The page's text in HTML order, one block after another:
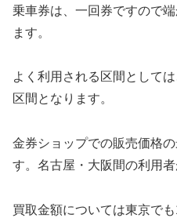
乗車券は、一回券ですので
ます。
よく利用される区間として
区間となります。
金券ショップでの販売価格
す。名古屋・大阪間の利用者
買取金額については東京で